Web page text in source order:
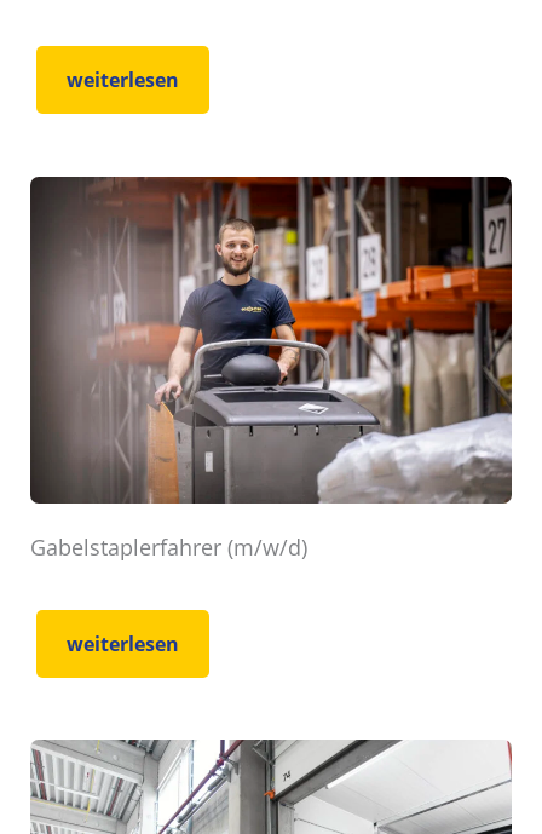
weiterlesen
Gabelstaplerfahrer (m/w/d)
weiterlesen